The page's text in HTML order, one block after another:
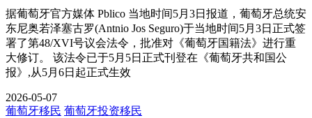
据葡萄牙官方媒体 Pblico 当地时间5月3日报道，葡萄牙总统安
东尼奥若泽塞古罗(Antnio Jos Seguro)于当地时间5月3日正式签
署了第48/XVI号议会法令，批准对《葡萄牙国籍法》进行重
大修订。 该法令已于5月5日正式刊登在《葡萄牙共和国公
报》,从5月6日起正式生效
2026-05-07
葡萄牙移民 葡萄牙投资移民